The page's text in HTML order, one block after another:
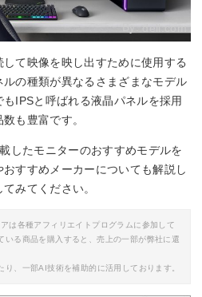
By:dell.com
て映像を映し出すために使用する
の種類が異なるさまざまなモデル
IPSと呼ばれる液晶パネルを採用
も豊富です。
したモニターのおすすめモデルを
すすめメーカーについても解説し
みてください。
は各種アフィリエイトプログラムに参加して
いる商品を購入すると、売上の一部が弊社に還
、一部AI技術を補助的に活用しております。